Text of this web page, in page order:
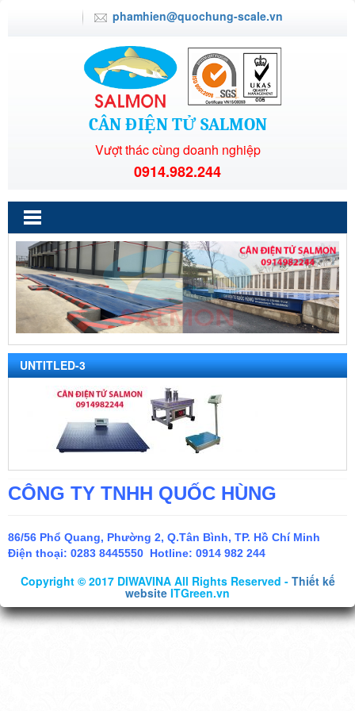
phamhien@quochung-scale.vn
CÂN ĐIỆN TỬ SALMON
Vượt thác cùng doanh nghiệp
0914.982.244
UNTITLED-3
CÔNG TY TNHH QUỐC HÙNG
86/56 Phổ Quang, Phường 2, Q.Tân Bình, TP. Hồ Chí Minh
Điện thoại: 0283 8445550 Hotline: 0914 982 244
Copyright © 2017 DIWAVINA All Rights Reserved - Thiết kế
website ITGreen.vn